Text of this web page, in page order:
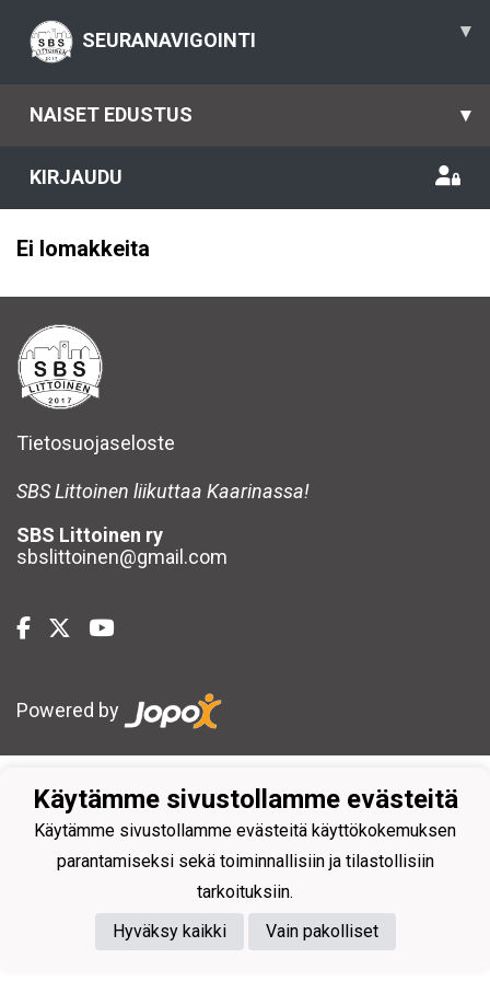
SEURANAVIGOINTI ▾
NAISET EDUSTUS ▾
KIRJAUDU
Ei lomakkeita
Tietosuojaseloste
SBS Littoinen liikuttaa Kaarinassa!
SBS Littoinen ry
sbslittoinen@gmail.com
Powered by
Käytämme sivustollamme evästeitä
Käytämme sivustollamme evästeitä käyttökokemuksen
parantamiseksi sekä toiminnallisiin ja tilastollisiin
tarkoituksiin.
Hyväksy kaikki
Vain pakolliset